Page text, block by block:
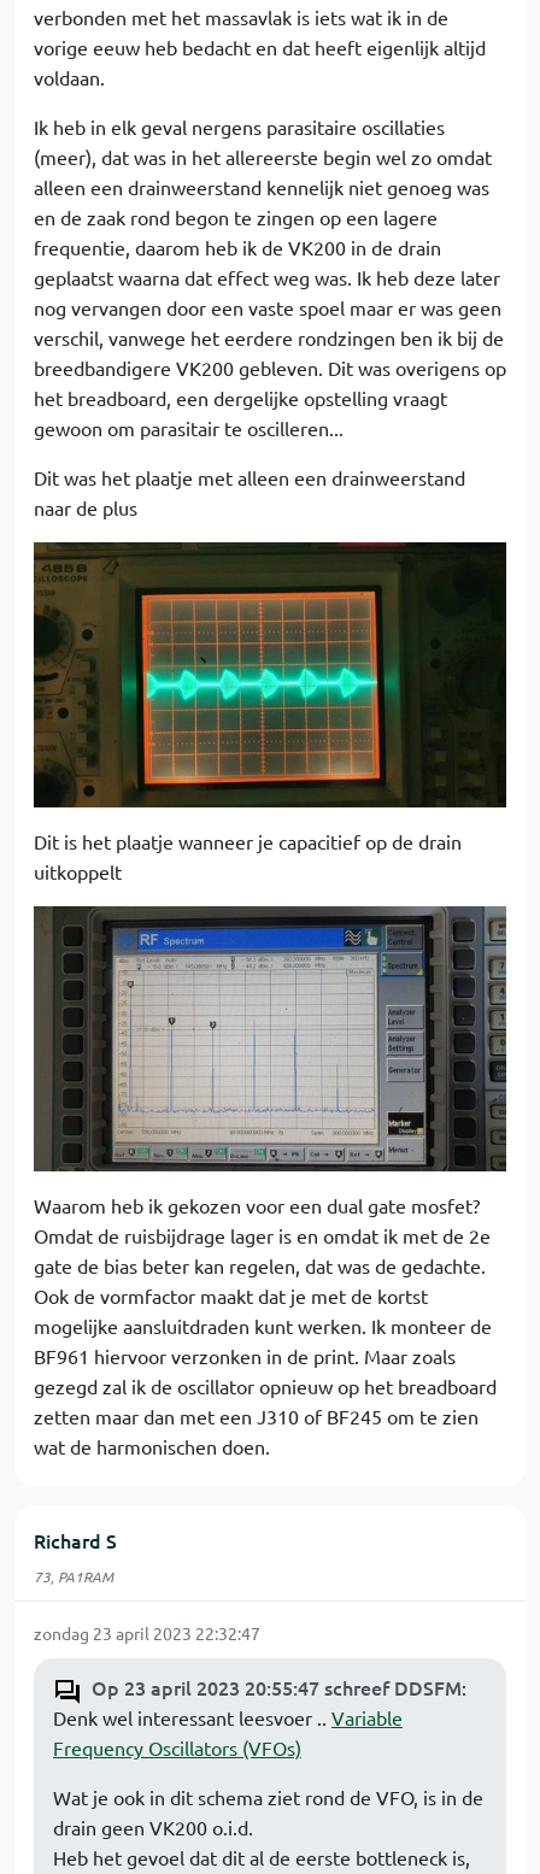
verbonden met het massavlak is iets wat ik in de
vorige eeuw heb bedacht en dat heeft eigenlijk altijd
voldaan.
Ik heb in elk geval nergens parasitaire oscillaties
(meer), dat was in het allereerste begin wel zo omdat
alleen een drainweerstand kennelijk niet genoeg was
en de zaak rond begon te zingen op een lagere
frequentie, daarom heb ik de VK200 in de drain
geplaatst waarna dat effect weg was. Ik heb deze later
nog vervangen door een vaste spoel maar er was geen
verschil, vanwege het eerdere rondzingen ben ik bij de
breedbandigere VK200 gebleven. Dit was overigens op
het breadboard, een dergelijke opstelling vraagt
gewoon om parasitair te oscilleren...
Dit was het plaatje met alleen een drainweerstand
naar de plus
Dit is het plaatje wanneer je capacitief op de drain
uitkoppelt
Waarom heb ik gekozen voor een dual gate mosfet?
Omdat de ruisbijdrage lager is en omdat ik met de 2e
gate de bias beter kan regelen, dat was de gedachte.
Ook de vormfactor maakt dat je met de kortst
mogelijke aansluitdraden kunt werken. Ik monteer de
BF961 hiervoor verzonken in de print. Maar zoals
gezegd zal ik de oscillator opnieuw op het breadboard
zetten maar dan met een J310 of BF245 om te zien
wat de harmonischen doen.
Richard S
73, PA1RAM
zondag 23 april 2023 22:32:47
Op 23 april 2023 20:55:47 schreef DDSFM:
Denk wel interessant leesvoer .. Variable
Frequency Oscillators (VFOs)
Wat je ook in dit schema ziet rond de VFO, is in de
drain geen VK200 o.i.d.
Heb het gevoel dat dit al de eerste bottleneck is,